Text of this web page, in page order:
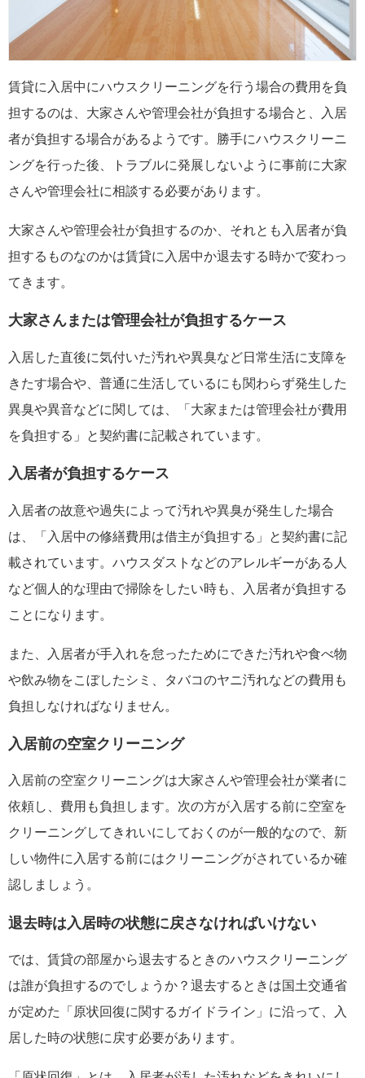
賃貸に入居中にハウスクリーニングを行う場合の費用を負
担するのは、大家さんや管理会社が負担する場合と、入居
者が負担する場合があるようです。勝手にハウスクリーニ
ングを行った後、トラブルに発展しないように事前に大家
さんや管理会社に相談する必要があります。
大家さんや管理会社が負担するのか、それとも入居者が負
担するものなのかは賃貸に入居中か退去する時かで変わっ
てきます。
大家さんまたは管理会社が負担するケース
入居した直後に気付いた汚れや異臭など日常生活に支障を
きたす場合や、普通に生活しているにも関わらず発生した
異臭や異音などに関しては、「大家または管理会社が費用
を負担する」と契約書に記載されています。
入居者が負担するケース
入居者の故意や過失によって汚れや異臭が発生した場合
は、「入居中の修繕費用は借主が負担する」と契約書に記
載されています。ハウスダストなどのアレルギーがある人
など個人的な理由で掃除をしたい時も、入居者が負担する
ことになります。
また、入居者が手入れを怠ったためにできた汚れや食べ物
や飲み物をこぼしたシミ、タバコのヤニ汚れなどの費用も
負担しなければなりません。
入居前の空室クリーニング
入居前の空室クリーニングは大家さんや管理会社が業者に
依頼し、費用も負担します。次の方が入居する前に空室を
クリーニングしてきれいにしておくのが一般的なので、新
しい物件に入居する前にはクリーニングがされているか確
認しましょう。
退去時は入居時の状態に戻さなければいけない
では、賃貸の部屋から退去するときのハウスクリーニング
は誰が負担するのでしょうか？退去するときは国土交通省
が定めた「原状回復に関するガイドライン」に沿って、入
居した時の状態に戻す必要があります。